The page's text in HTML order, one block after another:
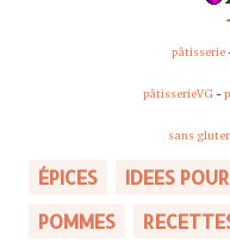
pâtisserie
pâtisserieVG-
sans gluten
ÉPICES IDEES
POMMES